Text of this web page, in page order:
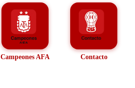
Campeones AFA Contacto